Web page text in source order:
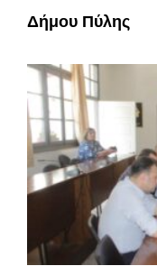
Δήμου Πύλης